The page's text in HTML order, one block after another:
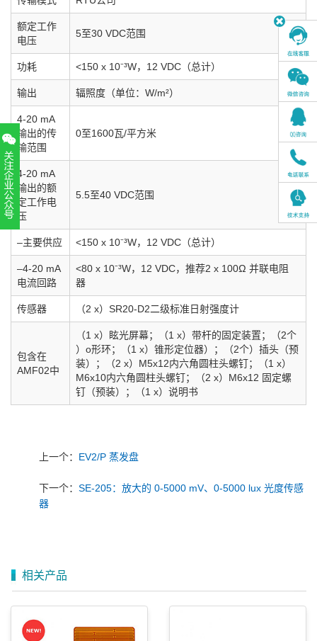
额定工作
电压
5至30 VDC范围
功耗 <150 x 10⁻³W，12 VDC（总计）
输出 辐照度（单位：W/m²）
4-20 mA
输出的传
输范围
0至1600瓦/平方米
4-20 mA
输出的额
定工作电
压
5.5至40 VDC范围
–主要供应 <150 x 10⁻³W，12 VDC（总计）
–4-20 mA
电流回路
<80 x 10⁻³W，12 VDC，推荐2 x 100Ω 并联电阻
器
传感器 （2 x）SR20-D2二级标准日射强度计
包含在
AMF02中
（1 x）眩光屏幕；（1 x）带杆的固定装置；（2个
）o形环；（1 x）锥形定位器）；（2个）插头（预
装）；（2 x）M5x12内六角圆柱头螺钉；（1 x）
M6x10内六角圆柱头螺钉；（2 x）M6x12 固定螺
钉（预装）；（1 x）说明书
上一个： EV2/P 蒸发盘
下一个： SE-205：放大的 0-5000 mV、0-5000 lux 光度传感
器
相关产品
扫一扫，关注官方账号
010-52867771